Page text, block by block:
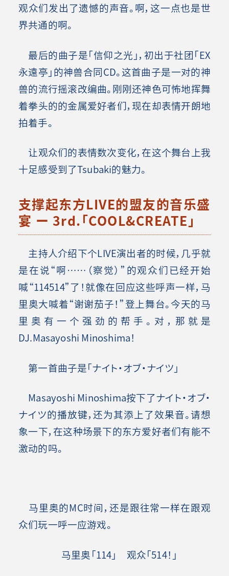
观众们发出了遗憾的声音。啊，这一点也是世
界共通的啊。
最后的曲子是「信仰之光」，初出于社团「EX
永遠亭」的神兽合同CD。这首曲子是一对的神
兽的流行摇滚改编曲。刚刚还神色可怖地挥舞
着拳头的的金属爱好者们，现在却表情开朗地
拍着手。
让观众们的表情数次变化，在这个舞台上我
十足感受到了Tsubaki的魅力。
支撑起东方LIVE的盟友的音乐盛
宴 ー 3rd.「COOL&CREATE」
主持人介绍下个LIVE演出者的时候，几乎就
是在说“啊……（察觉）”的观众们已经开始
喊“114514”了！就像在回应这些呼声一样，马
里奥大喊着“谢谢茄子！”登上舞台。今天的马
里奥有一个强劲的帮手。对，那就是
DJ.Masayoshi Minoshima！
第一首曲子是「ナイト・オブ・ナイツ」
Masayoshi Minoshima按下了ナイト・オブ・
ナイツ的播放键，还为其添上了效果音。请想
象一下，在这种场景下的东方爱好者们有能不
激动的吗。
马里奥的MC时间，还是跟往常一样在跟观
众们玩一呼一应游戏。
马里奥「114」 观众「514！」